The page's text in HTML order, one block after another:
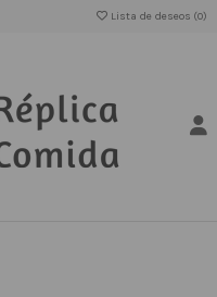
Lista de deseos (0)